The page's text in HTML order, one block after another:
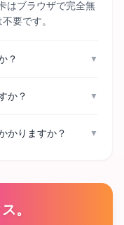
はブラウザで完全無
要です。
？ ▼
か？ ▼
かりますか？ ▼
。